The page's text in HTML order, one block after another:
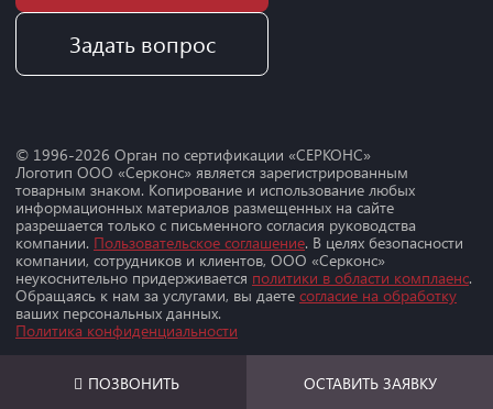
Задать вопрос
© 1996-2026 Орган по сертификации «СЕРКОНС»
Логотип ООО «Серконс» является зарегистрированным
товарным знаком. Копирование и использование любых
информационных материалов размещенных на сайте
разрешается только с письменного согласия руководства
компании. Пользовательское соглашение. В целях безопасности
компании, сотрудников и клиентов, ООО «Серконс»
неукоснительно придерживается политики в области комплаенс.
Обращаясь к нам за услугами, вы даете согласие на обработку
ваших персональных данных.
Политика конфиденциальности
ПОЗВОНИТЬ ОСТАВИТЬ ЗАЯВКУ